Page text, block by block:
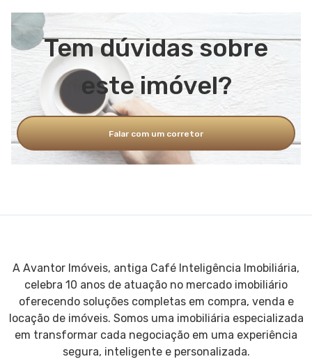
Tem dúvidas sobre
este imóvel?
Falar com um corretor
A Avantor Imóveis, antiga Café Inteligência Imobiliária,
celebra 10 anos de atuação no mercado imobiliário
oferecendo soluções completas em compra, venda e
locação de imóveis. Somos uma imobiliária especializada
em transformar cada negociação em uma experiência
segura, inteligente e personalizada.